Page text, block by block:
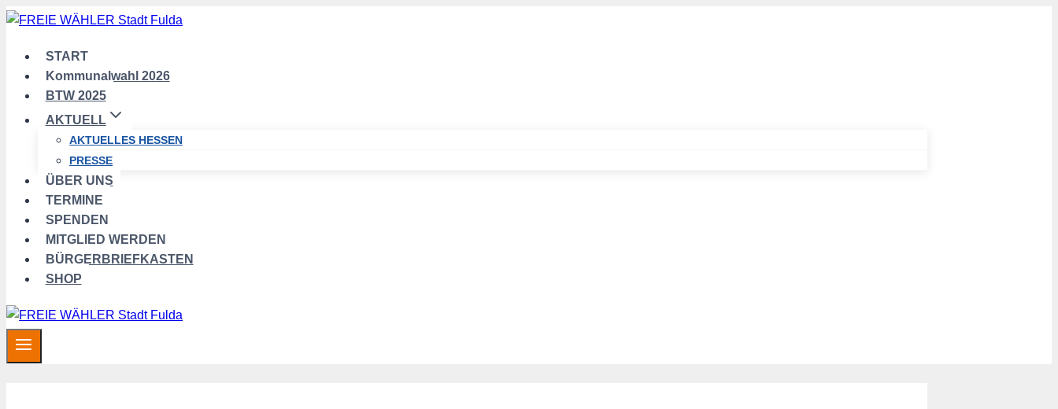
Zum
springenSTART
Kommunalwahl 2026
BTW 2025
AKTUELL
AKTUELLES HESSEN
PRESSE
ÜBER UNS
TERMINE
SPENDEN
MITGLIED WERDEN
BÜRGERBRIEFKASTEN
SHOP